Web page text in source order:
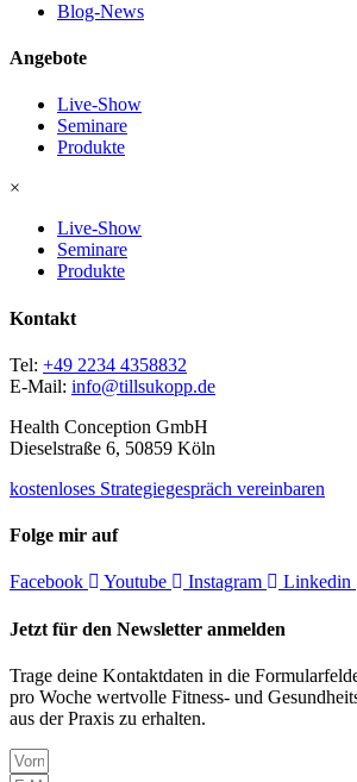
Blog-News
Angebote
Live-Show
Seminare
Produkte
×
Live-Show
Seminare
Produkte
Kontakt
Tel: +49 2234 4358832
E-Mail: info@tillsukopp.de
Health Conception GmbH
Dieselstraße 6, 50859 Köln
kostenloses Strategiegespräch vereinbaren
Folge mir auf
Facebook Youtube Instagram Linkedin
Jetzt für den Newsletter anmelden
Trage deine Kontaktdaten in die
pro Woche wertvolle Fitness- und
aus der Praxis zu erhalten.